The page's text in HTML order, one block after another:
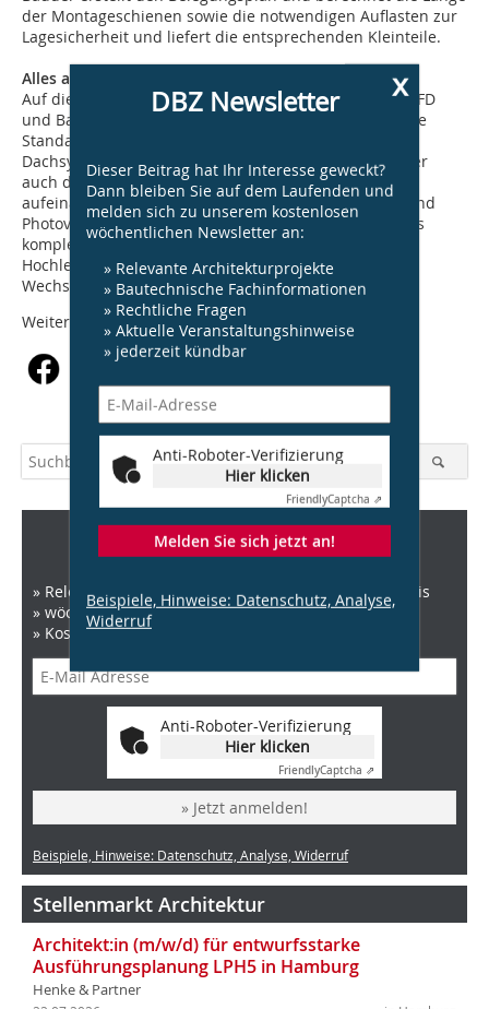
der Montageschienen sowie die notwendigen Auflasten zur
Lagesicherheit und liefert die entsprechenden Kleinteile.
Alles aus einer Hand
Auf die neuen Unterkonstruktionen BauderSOLAR UK FD
und BauderSOLAR UK GD kann nahezu jedes gerahmte
Standardmodul installiert werden. Als Anbieter von
Dachsystemen aus einer Hand unterstützt Bauder aber
auch die Gesamtanlagenplanung für ein optimal
aufeinander abgestimmtes System von Dachaufbau und
Photovoltaikanlage für optimale Erträge und liefert das
komplette Photovoltaik-System aus Unterkonstruktion,
Hochleistungs-PV-Modul mit Anlagenmonitoring,
Wechselrichter, Kabel und Kabelkanal.
Weitere Informationen unterwww.solar.bauder.de
x
DBZ Newsletter
Dieser Beitrag hat Ihr Interesse geweckt?
Dann bleiben Sie auf dem Laufenden und
melden sich zu unserem kostenlosen
wöchentlichen Newsletter an:
» Relevante Architekturprojekte
» Bautechnische Fachinformationen
» Rechtliche Fragen
» Aktuelle Veranstaltungshinweise
» jederzeit kündbar
Anti-Roboter-Verifizierung
Hier klicken
FriendlyCaptcha ⇗
Melden Sie sich jetzt an!
Beispiele, Hinweise: Datenschutz, Analyse,
Widerruf
DBZ Newsletter
» Relevante News zu Architektur, Recht und Baupraxis
» wöchentlich
» Kostenlos und jederzeit kündbar
Anti-Roboter-Verifizierung
Hier klicken
FriendlyCaptcha ⇗
» Jetzt anmelden!
Beispiele, Hinweise: Datenschutz, Analyse, Widerruf
Stellenmarkt Architektur
Architekt:in (m/w/d) für entwurfsstarke
Ausführungsplanung LPH5 in Hamburg
Henke & Partner